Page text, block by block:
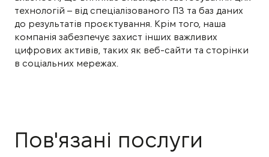
технологій – від спеціалізованого ПЗ та баз даних
до результатів проєктування. Крім того, наша
компанія забезпечує захист інших важливих
цифрових активів, таких як веб-сайти та сторінки
в соціальних мережах.
Пов'язані послуги